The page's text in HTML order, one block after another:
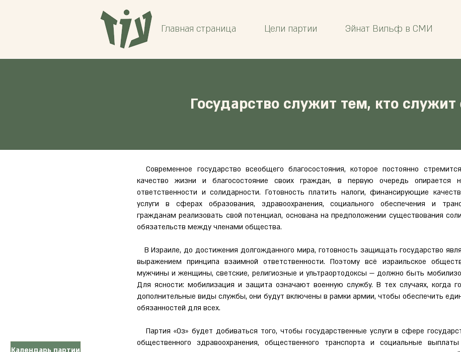
Главная страница Цели партии Эйнат Вильф в СМИ
Государство служит тем, кто служит
Современное государство всеобщего благосостояния, которое постоянно
качество жизни и благосостояние своих граждан, в первую очередь опирается
ответственности и солидарности. Готовность платить налоги, финансирующие
услуги в сферах образования, здравоохранения, социального обеспечения и
гражданам реализовать свой потенциал, основана на предположении существования
обязательств между членами общества.
В Израиле, до достижения долгожданного мира, готовность защищать государство
выражением принципа взаимной ответственности. Поэтому всё израильское
мужчины и женщины, светские, религиозные и ультраортодоксы — должно быть
Для ясности: мобилизация и защита означают военную службу. В тех случаях, когда
дополнительные виды службы, они будут включены в рамки армии, чтобы обеспечить
обязанностей для всех.
Партия «Оз» будет добиваться того, чтобы государственные услуги в сфере
общественного здравоохранения, общественного транспорта и социальные